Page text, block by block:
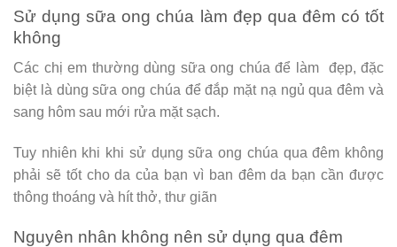
Sử dụng sữa ong chúa làm đẹp qua đêm có tốt
không
Các chị em thường dùng sữa ong chúa để làm đẹp, đặc
biệt là dùng sữa ong chúa để đắp mặt nạ ngủ qua đêm và
sang hôm sau mới rửa mặt sạch.
Tuy nhiên khi khi sử dụng sữa ong chúa qua đêm không
phải sẽ tốt cho da của bạn vì ban đêm da bạn cần được
thông thoáng và hít thở, thư giãn
Nguyên nhân không nên sử dụng qua đêm